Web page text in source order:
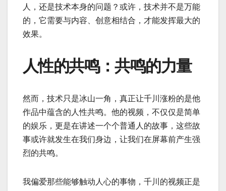
人，还是技术本身的问题？或许，技术并不是万能
的，它需要与内容、创意相结合，才能发挥最大的
效果。
人性的共鸣：共鸣的力量
然而，技术只是冰山一角，真正让千川涨粉的是他
作品中蕴含的人性共鸣。他的视频，不仅仅是简单
的娱乐，更是在讲述一个个普通人的故事，这些故
事或许就发生在我们身边，让我们在屏幕前产生强
烈的共鸣。
我偏爱那些能够触动人心的事物，千川的视频正是